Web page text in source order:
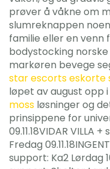
prøver å våkne om
slumreknappen
familie eller en venn
bodystocking
markøren bevege
star escorts eskorte
løpet av august opp i
moss løsninger og
prinsippene for
09.11.18VIDAR VILLA
Fredag
support: Ka2 Lørdag